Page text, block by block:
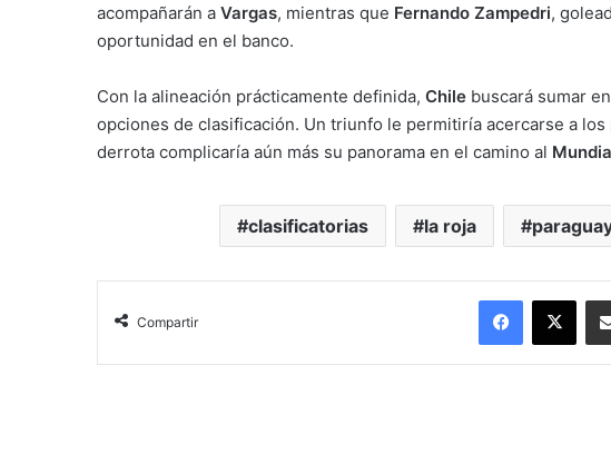
acompañarán a Vargas, mientras que Fernando Zampedri,
oportunidad en el banco.
Con la alineación prácticamente definida, Chile buscará sumar
opciones de clasificación. Un triunfo le permitiría acercarse a
derrota complicaría aún más su panorama en el camino al
clasificatorias la roja
Compartir
Facebook
X